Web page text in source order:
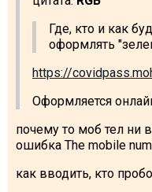
Где, кто и как
оформлять
https://
Оформляется
почему то моб тел ни
ошибка The mobile
как вводить, кто